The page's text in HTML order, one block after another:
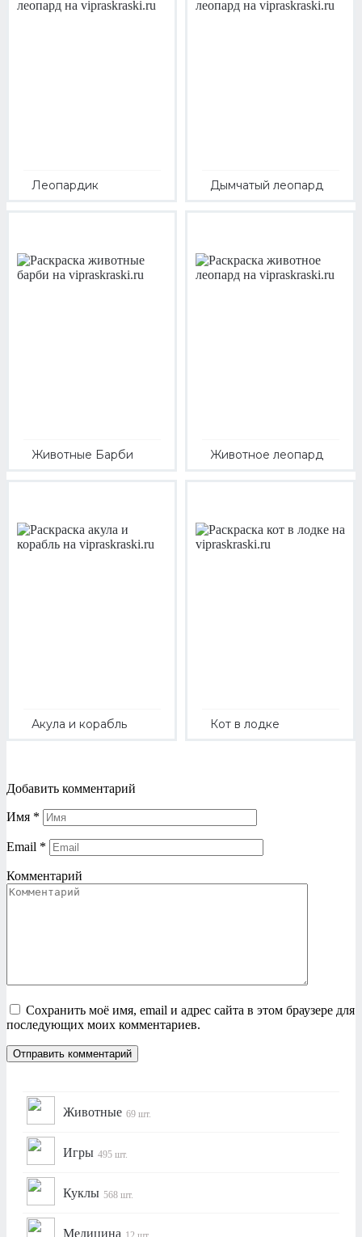
Леопардик Дымчатый леопард
Животные Барби Животное леопард
Акула и корабль Кот в лодке
Добавить комментарий
Имя *
Email *
Комментарий
Сохранить моё имя, email и адрес сайта в этом браузере для
последующих моих комментариев.
Животные 69 шт.
Игры 495 шт.
Куклы 568 шт.
Медицина